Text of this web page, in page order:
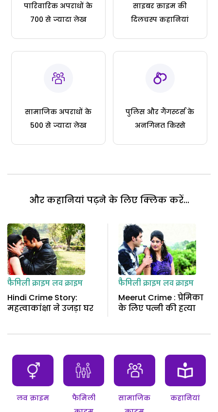
पारिवारिक अपराधों के
700 से ज्यादा लेख
साइबर क्राइम की
दिलचस्प कहानियां
सामाजिक अपराधों के
500 से ज्यादा लेख
पुलिस और गैंगस्टर्स के
अनगिनत किस्से
और कहानियां पढ़ने के लिए क्लिक करें...
फैमिली क्राइमलव क्राइम
Hindi Crime Story:
महत्वाकांक्षा ने उजड़ा घर
फैमिली क्राइमलव क्राइम
Meerut Crime : प्रेमिका
के लिए पत्नी की हत्या
लव क्राइम
फैमिली
सामाजिक
कहानियां